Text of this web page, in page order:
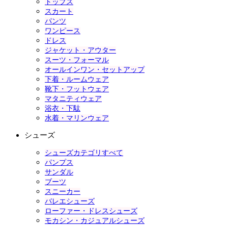
トップス
スカート
パンツ
ワンピース
ドレス
ジャケット・アウター
スーツ・フォーマル
オールインワン・セットアップ
下着・ルームウェア
靴下・フットウェア
マタニティウェア
浴衣・下駄
水着・マリンウェア
シューズ
シューズカテゴリすべて
パンプス
サンダル
ブーツ
スニーカー
バレエシューズ
ローファー・ドレスシューズ
モカシン・カジュアルシューズ